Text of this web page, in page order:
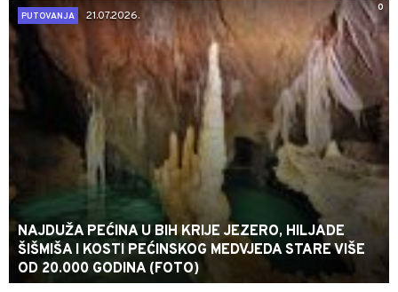
0
PUTOVANJA
21.07.2026.
NAJDUŽA PEĆINA U BIH KRIJE JEZERO, HILJADE
ŠIŠMIŠA I KOSTI PEĆINSKOG MEDVJEDA STARE VIŠE
OD 20.000 GODINA (FOTO)